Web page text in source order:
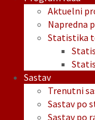
Aktuelni
Napredna
Statistika
Sastav
Trenutni
Sastav po
Sastav po